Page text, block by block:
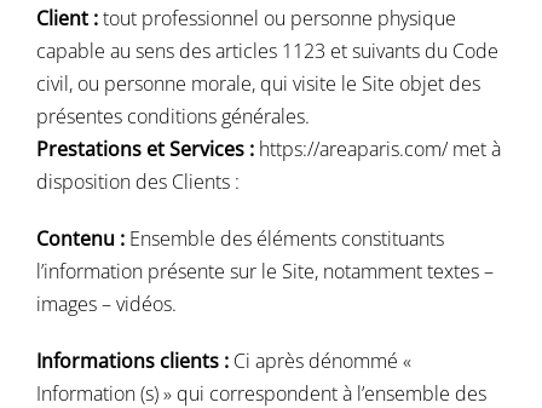
Artistes
Éditions
Area revue)s(
Area antic
Blog
À propos
Client :tout professionnel ou personne physique
capable au sens des articles 1123 et suivants du Code
civil, ou personne morale, qui visite le Site objet des
présentes conditions générales.
Prestations et Services : https://areaparis.com/met à
disposition des Clients :
Contenu :Ensemble des éléments constituants
l’information présente sur le Site, notamment textes –
images – vidéos.
Informations clients :Ci après dénommé «
Information (s) » qui correspondent à l’ensemble des